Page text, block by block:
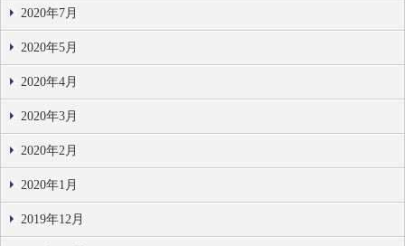
2020年7月
2020年5月
2020年4月
2020年3月
2020年2月
2020年1月
2019年12月